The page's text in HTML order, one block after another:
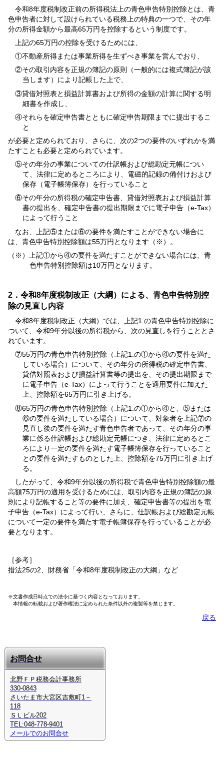
令和8年度税制改正前の所得税法上の青色申告特別控除とは、青
色申告者に対して設けられている税務上の特典の一つで、その年
分の所得金額から最高65万円を控除するという制度です。
上記の65万円の控除を受けるためには、
①不動産所得または事業所得を生ずべき事業を営んでおり、
②その取引内容を正規の簿記の原則（一般的には複式簿記が該
当します）により記帳した上で、
③貸借対照表と損益計算書および所得の金額の計算に関する明
細書を作成し、
④それらを確定申告書とともに確定申告期限までに提出するこ
と
が必要と定められており、さらに、次の2つの要件のいずれかを満
たすことも必要と定められています。
⑤その年分の事業についての仕訳帳および総勘定元帳につい
て、法律に定めるところにより、電磁的記録の備付けおよび
保存（電子帳簿保存）を行っていること
⑥その年分の所得税の確定申告書、貸借対照表および損益計算
書の提出を、確定申告書の提出期限までに電子申告（e-Tax）
によって行うこと
なお、上記⑤または⑥の要件を満たすことができない場合に
は、青色申告特別控除額は55万円となります（※）。
（※）上記①から④の要件を満たすことができない場合には、青
色申告特別控除額は10万円となります。
2．令和8年度税制改正（大綱）による、青色申告特別控
除の見直し内容
令和8年度税制改正（大綱）では、上記1.の青色申告特別控除に
ついて、令和9年分以後の所得税から、次の見直しを行うこととさ
れています。
⑦55万円の青色申告特別控除（上記1.の①から④の要件を満た
している場合）について、その年分の所得税の確定申告書、
貸借対照表および損益計算書等の提出を、その提出期限まで
に電子申告（e-Tax）によって行うことを適用要件に加えた
上、控除額を65万円に引き上げる。
⑧65万円の青色申告特別控除（上記1.の①から④と、⑤または
⑥の要件を満たしている場合）について、対象者を上記⑦の
見直し後の要件を満たす青色申告者であって、その年分の事
業に係る仕訳帳および総勘定元帳につき、法律に定めるとこ
ろにより一定の要件を満たす電子帳簿保存を行っていること
との要件を満たすものとした上、控除額を75万円に引き上げ
る。
したがって、令和9年分以後の所得税で青色申告特別控除額の最
高額75万円の適用を受けるためには、取引内容を正規の簿記の原
則により記帳すること等の要件に加え、確定申告書等の提出を電
子申告（e-Tax）によって行い、さらに、仕訳帳および総勘定元帳
について一定の要件を満たす電子帳簿保存を行っていることが必
要となります。
［参考］
措法25の2、財務省「令和8年度税制改正の大綱」など
※文書作成日時点での法令に基づく内容となっております。
本情報の転載および著作権法に定められた条件以外の複製等を禁じます。
戻る
お問合せ
北野ＦＰ税務会計事務所
330-0843
さいたま市大宮区吉敷町1－
118
ＳＬビル202
TEL:048-778-9401
メールでのお問合せ